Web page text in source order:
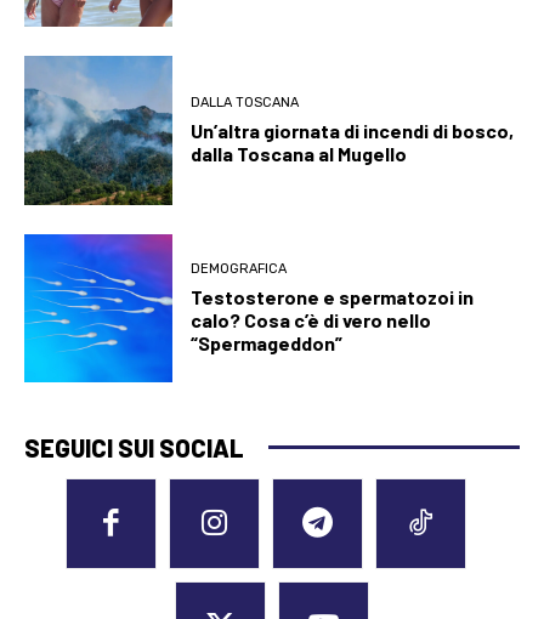
DALLA TOSCANA
Un’altra giornata di incendi di bosco,
dalla Toscana al Mugello
DEMOGRAFICA
Testosterone e spermatozoi in
calo? Cosa c’è di vero nello
“Spermageddon”
SEGUICI SUI SOCIAL